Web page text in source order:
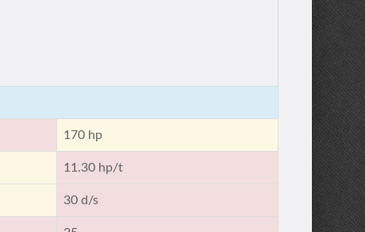
170 hp
11.30 hp/t
30 d/s